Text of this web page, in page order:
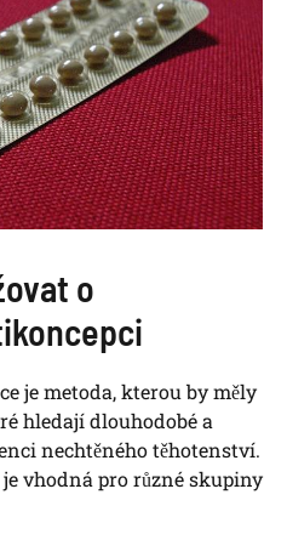
o
je metoda, kterou by měly
hledají dlouhodobé a
nechtěného těhotenství.
vhodná pro různé skupiny